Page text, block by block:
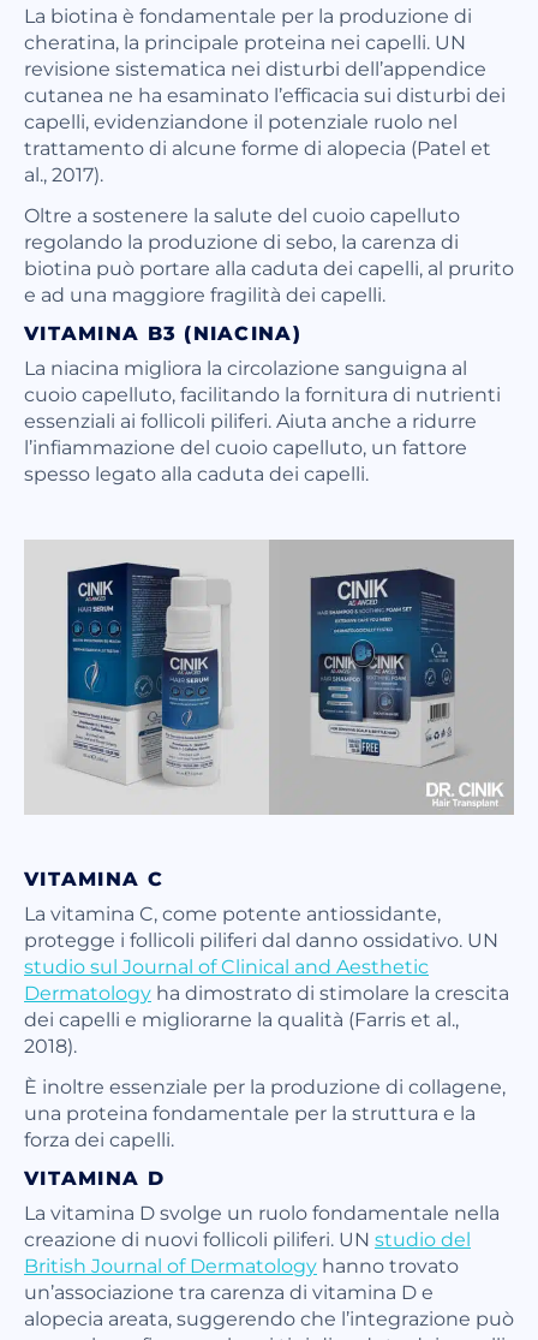
La biotina è fondamentale per la produzione di
cheratina, la principale proteina nei capelli. UN
revisione sistematica nei disturbi dell’appendice
cutanea ne ha esaminato l’efficacia sui disturbi dei
capelli, evidenziandone il potenziale ruolo nel
trattamento di alcune forme di alopecia (Patel et
al., 2017).
Oltre a sostenere la salute del cuoio capelluto
regolando la produzione di sebo, la carenza di
biotina può portare alla caduta dei capelli, al prurito
e ad una maggiore fragilità dei capelli.
VITAMINA B3 (NIACINA)
La niacina migliora la circolazione sanguigna al
cuoio capelluto, facilitando la fornitura di nutrienti
essenziali ai follicoli piliferi. Aiuta anche a ridurre
l’infiammazione del cuoio capelluto, un fattore
spesso legato alla caduta dei capelli.
VITAMINA C
La vitamina C, come potente antiossidante,
protegge i follicoli piliferi dal danno ossidativo. UN
studio sul Journal of Clinical and Aesthetic
Dermatology ha dimostrato di stimolare la crescita
dei capelli e migliorarne la qualità (Farris et al.,
2018).
È inoltre essenziale per la produzione di collagene,
una proteina fondamentale per la struttura e la
forza dei capelli.
VITAMINA D
La vitamina D svolge un ruolo fondamentale nella
creazione di nuovi follicoli piliferi. UN studio del
British Journal of Dermatology hanno trovato
un’associazione tra carenza di vitamina D e
alopecia areata, suggerendo che l’integrazione può